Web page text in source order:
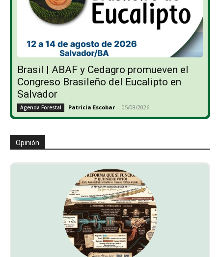
Brasil | ABAF y Cedagro promueven el
Congreso Brasileño del Eucalipto en
Salvador
Agenda Forestal Patricia Escobar - 05/08/2026
Opinión